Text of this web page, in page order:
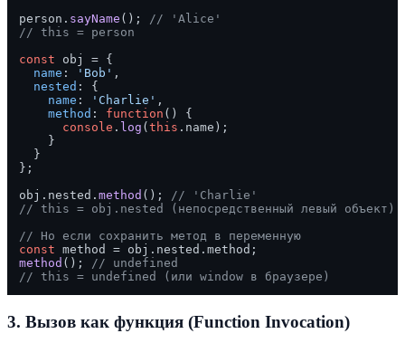
person. sayName (); // 'Alice'
// this = person
const obj = {
name : 'Bob' ,
nested : {
name : 'Charlie' ,
method : function ( ) {
console . log ( this . name );
    }
  }
};
obj. nested . method (); // 'Charlie'
// this = obj.nested (непосредственный левый объект)
// Но если сохранить метод в переменную
const method = obj. nested . method
method (); // undefined
// this = undefined (или window в браузере)
3. Вызов как функция (Function Invocation)